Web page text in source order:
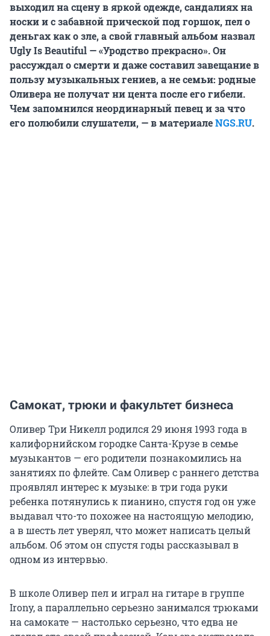
выходил на сцену в яркой одежде, сандалиях на
носки и с забавной прической под горшок, пел о
деньгах как о зле, а свой главный альбом назвал
Ugly Is Beautiful — «Уродство прекрасно». Он
рассуждал о смерти и даже составил завещание в
пользу музыкальных гениев, а не семьи: родные
Оливера не получат ни цента после его гибели.
Чем запомнился неординарный певец и за что
его полюбили слушатели, — в материалеNGS.RU.
Самокат, трюки и факультет бизнеса
Оливер Три Никелл родился 29 июня 1993 года в
калифорнийском городке Санта-Крузе в семье
музыкантов — его родители познакомились на
занятиях по флейте. Сам Оливер с раннего детства
проявлял интерес к музыке: в три года руки
ребенка потянулись к пианино, спустя год он уже
выдавал что-то похожее на настоящую мелодию,
а в шесть лет уверял, что может написать целый
альбом. Об этом он спустя годы рассказывал в
одном из интервью.
В школе Оливер пел и играл на гитаре в группе
Irony, а параллельно серьезно занимался трюками
на самокате — настолько серьезно, что едва не